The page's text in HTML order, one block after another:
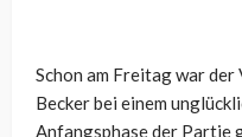
Schon am Freitag war der
Becker bei einem
Anfangsphase der Partie